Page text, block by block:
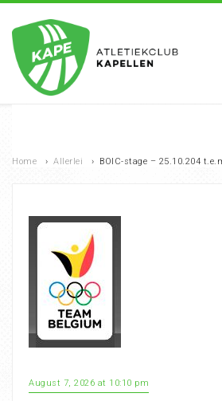
Home › Allerlei › BOIC-stage – 25.10.204
August 7, 2026 at 10:10 pm